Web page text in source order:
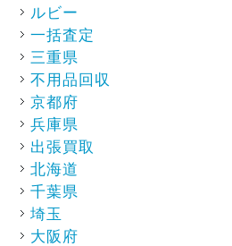
ルビー
一括査定
三重県
不用品回収
京都府
兵庫県
出張買取
北海道
千葉県
埼玉
大阪府